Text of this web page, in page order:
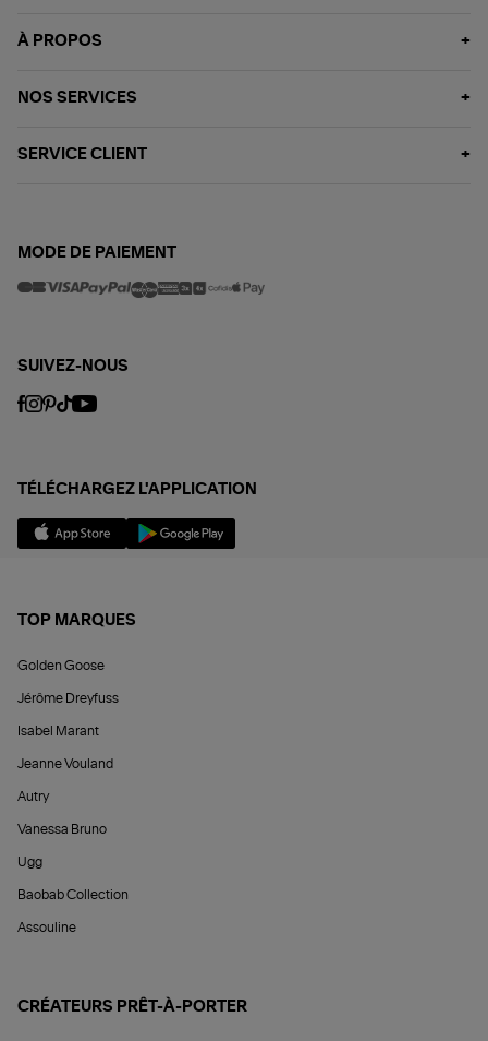
À PROPOS
NOS SERVICES
SERVICE CLIENT
MODE DE PAIEMENT
SUIVEZ-NOUS
TÉLÉCHARGEZ L'APPLICATION
TOP MARQUES
Golden Goose
Jérôme Dreyfuss
Isabel Marant
Jeanne Vouland
Autry
Vanessa Bruno
Ugg
Baobab Collection
Assouline
CRÉATEURS PRÊT-À-PORTER